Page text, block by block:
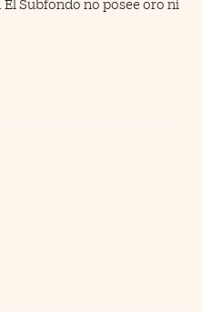
Subfondo no posee oro ni